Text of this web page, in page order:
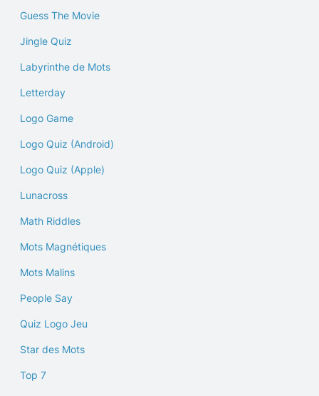
Guess The Movie
Jingle Quiz
Labyrinthe de Mots
Letterday
Logo Game
Logo Quiz (Android)
Logo Quiz (Apple)
Lunacross
Math Riddles
Mots Magnétiques
Mots Malins
People Say
Quiz Logo Jeu
Star des Mots
Top 7